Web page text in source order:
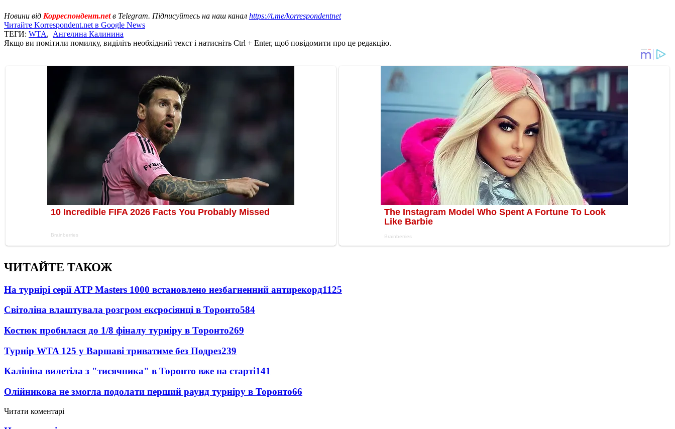
Новини від Корреспондент.netв Telegram. Підписуйтесь на наш канал https://t.me/korrespondentnet
Читайте Korrespondent.net в Google News
ТЕГИ: WTA, Ангелина Калинина
Якщо ви помітили помилку, виділіть необхідний текст і натисніть Ctrl + Enter, щоб повідомити про це редакцію.
ЧИТАЙТЕ ТАКОЖ
На турнірі серії ATP Masters 1000 встановлено незбагненний антирекорд1125
Світоліна влаштувала розгром ексросіянці в Торонто584
Костюк пробилася до 1/8 фіналу турніру в Торонто269
Турнір WTA 125 у Варшаві триватиме без Подрез239
Калініна вилетіла з "тисячника" в Торонто вже на старті141
Олійникова не змогла подолати перший раунд турніру в Торонто66
Читати коментарі